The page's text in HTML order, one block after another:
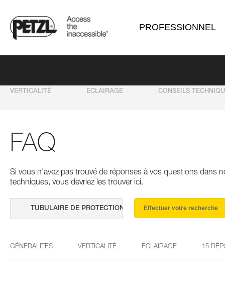
PROFESSIONNEL
VERTICALITÉ ECLAIRAGE CONSEILS
FAQ
Si vous n'avez pas trouvé de réponses à vos questions dans
techniques, vous devriez les trouver ici.
Effectuer votre recherche
GÉNÉRALITÉS VERTICALITÉ ÉCLAIRAGE 15